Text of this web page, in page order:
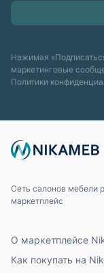
Нажимая
маркетинговые
Политики
Сеть салонов мебели
маркетплейс
О маркетплейсе
Как покупать на